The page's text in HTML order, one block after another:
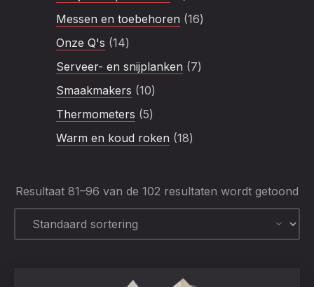
product
Messen en toebehoren 1616
Onze Q's 1414
producten
Serveer- en snijplanken 77
Smaakmakers 1010
producten
Thermometers 55
producten
Warm en koud roken 1818
Resultaat 81–96 van de 102 resultaten wordt getoond